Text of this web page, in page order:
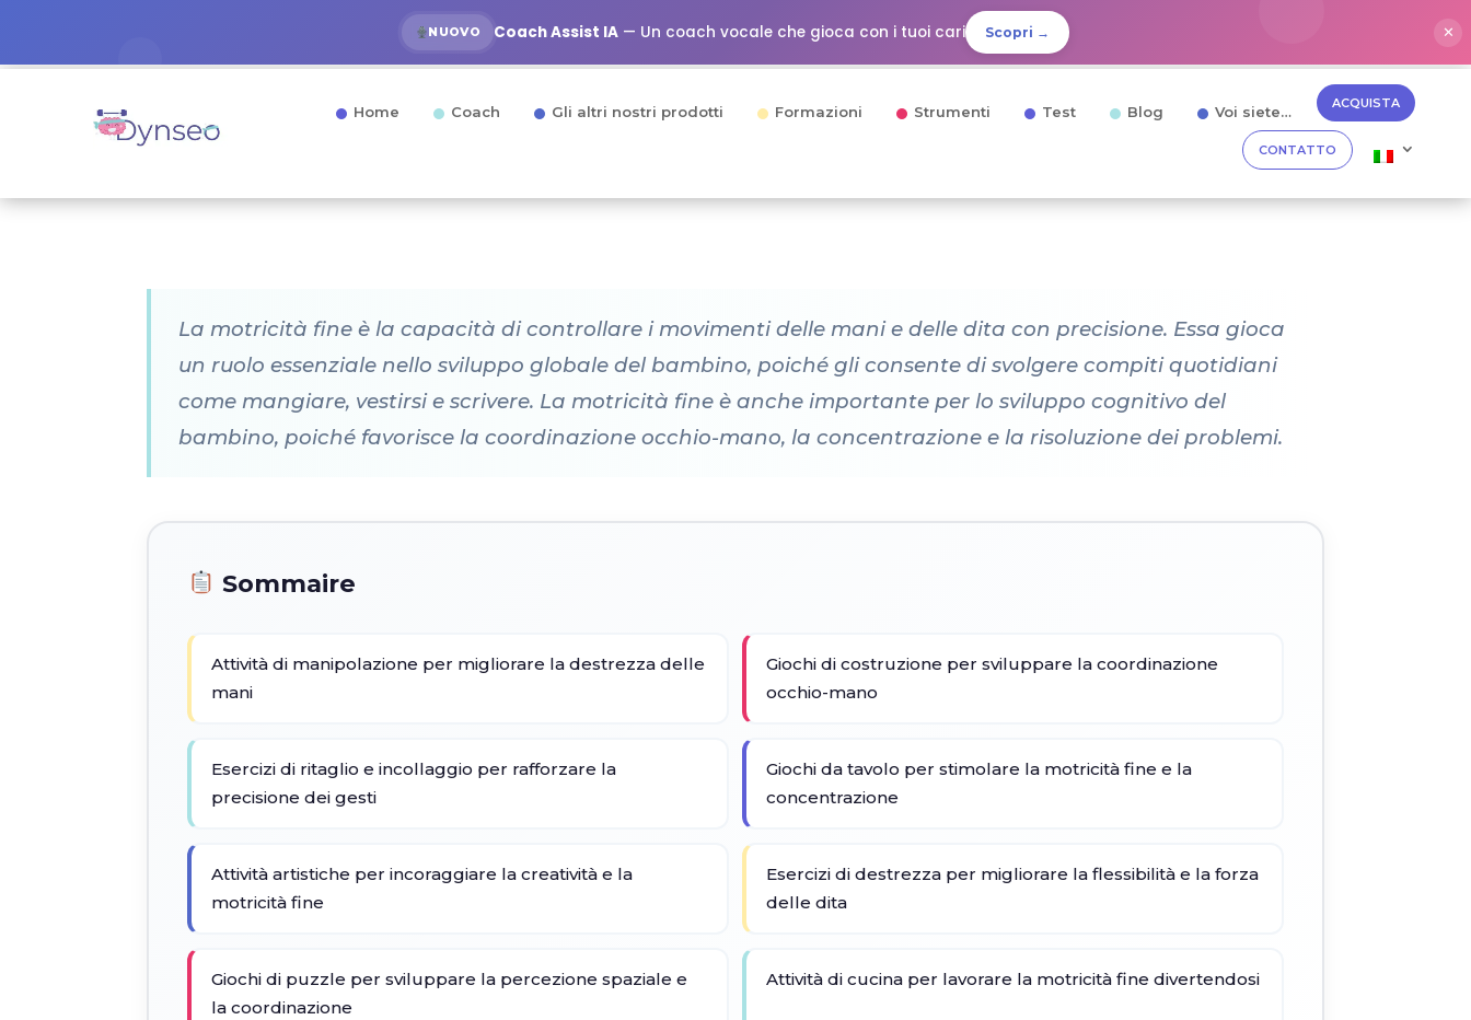
NUOVO Coach Assist IA — Un coach vocale che gioca con i tuoi cari Scopri → ✕
Home Coach Gli altri nostri prodotti Formazioni Strumenti Test Blog Voi siete… ACQUISTA
CONTATTO
La motricità fine è la capacità di controllare i movimenti delle mani e delle dita con precisione. Essa gioca
un ruolo essenziale nello sviluppo globale del bambino, poiché gli consente di svolgere compiti quotidiani
come mangiare, vestirsi e scrivere. La motricità fine è anche importante per lo sviluppo cognitivo del
bambino, poiché favorisce la coordinazione occhio-mano, la concentrazione e la risoluzione dei problemi.
Sommaire
Attività di manipolazione per migliorare la destrezza delle
mani
Giochi di costruzione per sviluppare la coordinazione
occhio-mano
Esercizi di ritaglio e incollaggio per rafforzare la
precisione dei gesti
Giochi da tavolo per stimolare la motricità fine e la
concentrazione
Attività artistiche per incoraggiare la creatività e la
motricità fine
Esercizi di destrezza per migliorare la flessibilità e la forza
delle dita
Giochi di puzzle per sviluppare la percezione spaziale e
la coordinazione
Attività di cucina per lavorare la motricità fine divertendosi